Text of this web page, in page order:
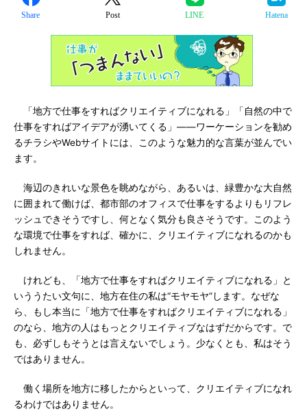
Share Post LINE Hatena
「地方で仕事をすればクリエイティブになれる」「自然の中で
仕事をすればアイデアが湧いてくる」――ワーケーションを勧め
るチラシやWebサイトには、このような魅力的な言葉が並んでい
ます。
海辺のきれいな景色を眺めながら、あるいは、緑豊かな大自然
に囲まれて働けば、都市部のオフィスで仕事をするよりもリフレ
ッシュできそうですし、何となく気分も良さそうです。このよう
な環境で仕事をすれば、確かに、クリエイティブになれるのかも
しれません。
けれども、「地方で仕事をすればクリエイティブになれる」と
いううたい文句に、地方在住の私は“モヤモヤ”します。なぜな
ら、もし本当に「地方で仕事をすればクリエイティブになれる」
のなら、地方の人はもっとクリエイティブなはずだからです。で
も、必ずしもそうとは言えないでしょう。少なくとも、私はそう
ではありません。
働く場所を地方に移したからといって、クリエイティブになれ
るわけではありません。